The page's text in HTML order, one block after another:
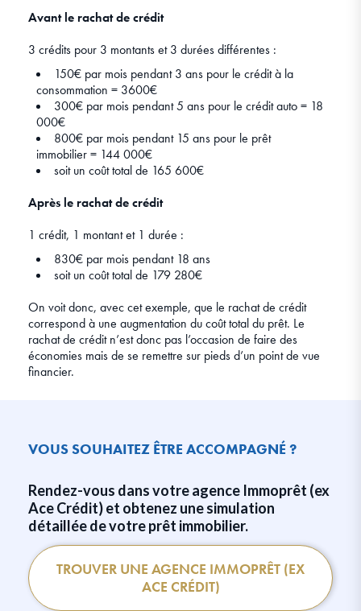
Avant le rachat de crédit
3 crédits pour 3 montants et 3 durées différentes :
150€ par mois pendant 3 ans pour le crédit à la
consommation = 3600€
300€ par mois pendant 5 ans pour le crédit auto = 18
000€
800€ par mois pendant 15 ans pour le prêt
immobilier = 144 000€
soit un coût total de 165 600€
Après le rachat de crédit
1 crédit, 1 montant et 1 durée :
830€ par mois pendant 18 ans
soit un coût total de 179 280€
On voit donc, avec cet exemple, que le rachat de crédit
correspond à une augmentation du coût total du prêt. Le
rachat de crédit n’est donc pas l’occasion de faire des
économies mais de se remettre sur pieds d’un point de vue
financier.
VOUS SOUHAITEZ ÊTRE ACCOMPAGNÉ ?
Rendez-vous dans votre agence Immoprêt (ex
Ace Crédit) et obtenez une simulation
détaillée de votre prêt immobilier.
TROUVER UNE AGENCE IMMOPRÊT (EX
ACE CRÉDIT)